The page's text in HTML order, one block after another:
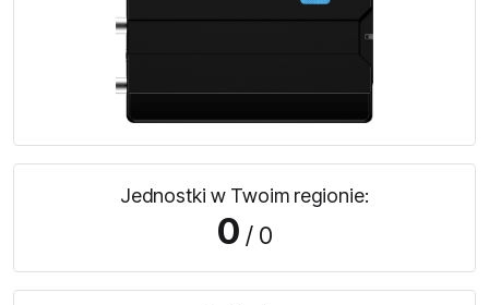
Jednostki w Twoim regionie:
0 / 0